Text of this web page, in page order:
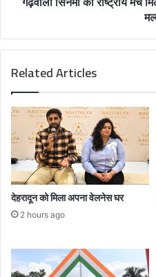
Related Articles
देहरादून को मिला अपना वेलनेस घर
2 hours ago